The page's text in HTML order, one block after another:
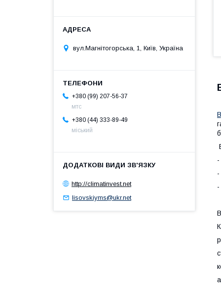
-
-
-
вул.Магнітогорська, 1, Київ, Україна
+380 (99) 207-56-37
мтс
+380 (44) 333-89-49
міський
http://climatinvest.net
lisovskiyms@ukr.net